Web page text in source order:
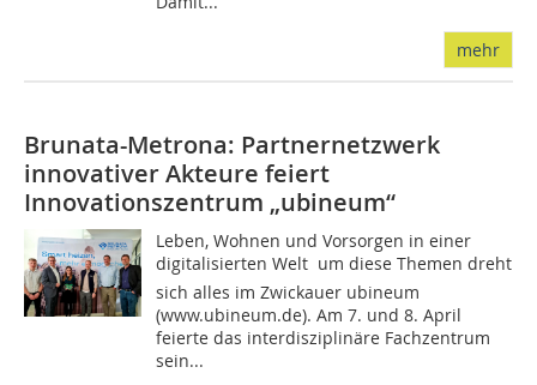
mehr
Brunata-Metrona: Partnernetzwerk
innovativer Akteure feiert
Innovationszentrum „ubineum“
Leben, Wohnen und Vorsorgen in einer
digitalisierten Welt  um diese Themen dreht
sich alles im Zwickauer ubineum
(www.ubineum.de). Am 7. und 8. April
feierte das interdisziplinäre Fachzentrum
sein...